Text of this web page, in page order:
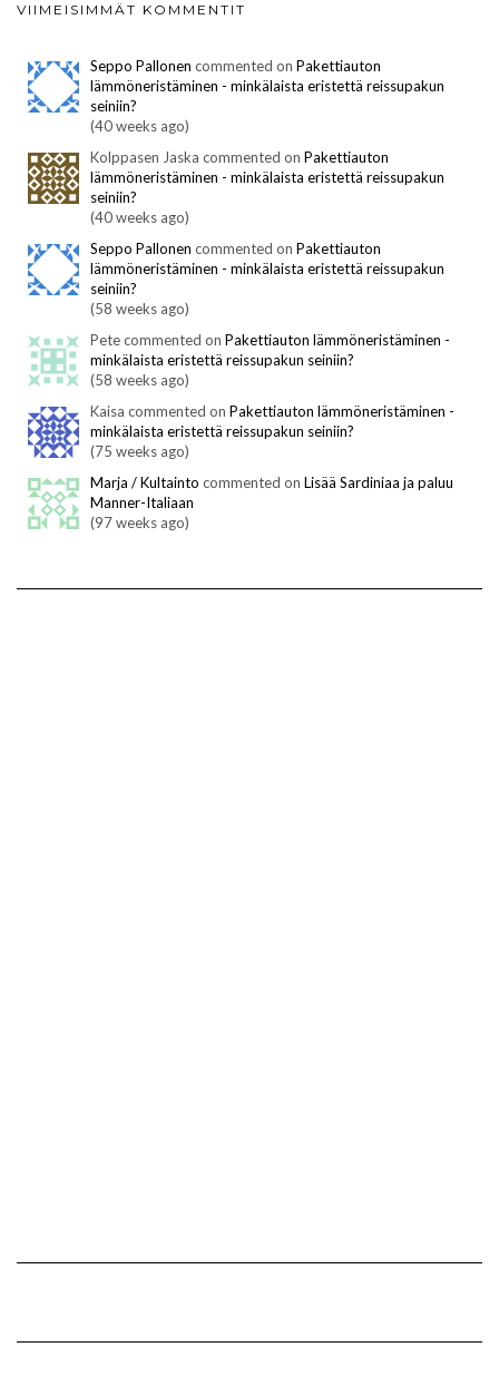
VIIMEISIMMÄT KOMMENTIT
Seppo Pallonen commented on Pakettiauton
lämmöneristäminen - minkälaista eristettä reissupakun
seiniin?
(40 weeks ago)
Kolppasen Jaska commented on Pakettiauton
lämmöneristäminen - minkälaista eristettä reissupakun
seiniin?
(40 weeks ago)
Seppo Pallonen commented on Pakettiauton
lämmöneristäminen - minkälaista eristettä reissupakun
seiniin?
(58 weeks ago)
Pete commented on Pakettiauton lämmöneristäminen -
minkälaista eristettä reissupakun seiniin?
(58 weeks ago)
Kaisa commented on Pakettiauton lämmöneristäminen -
minkälaista eristettä reissupakun seiniin?
(75 weeks ago)
Marja / Kultainto commented on Lisää Sardiniaa ja paluu
Manner-Italiaan
(97 weeks ago)